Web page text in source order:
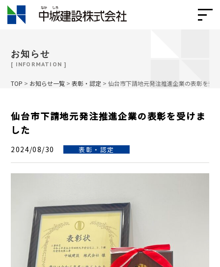
お知らせ
[ INFORMATION ]
TOP > お知らせ一覧 >表彰・認定 >仙台市下請地元発注推進企業の表彰を受
仙台市下請地元発注推進企業の表彰を受けま
した
2024/08/30 表彰・認定